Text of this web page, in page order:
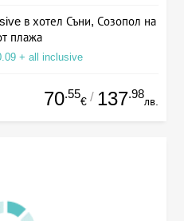
в хотел Съни, Созопол на
плажа
+ all inclusive
70.55
€ / 137.98
лв.